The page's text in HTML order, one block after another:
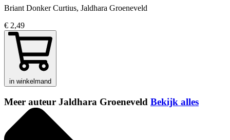
Briant Donker Curtius, Jaldhara Groeneveld
€ 2,49
in winkelmand
Meer auteur Jaldhara Groeneveld Bekijk alles